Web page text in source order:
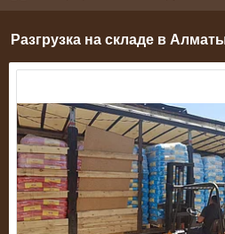
Разгрузка на складе в